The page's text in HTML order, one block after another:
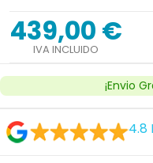
439,00 €
IVA INCLUIDO
¡Envio
4.8